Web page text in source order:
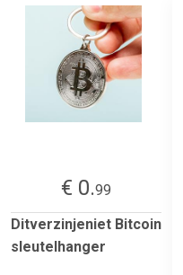
€ 0.99
Ditverzinjeniet Bitcoin
sleutelhanger